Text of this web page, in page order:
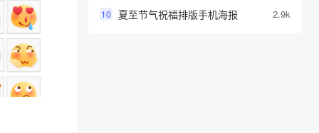
10 夏至节气祝福排版手机海报 2.9k